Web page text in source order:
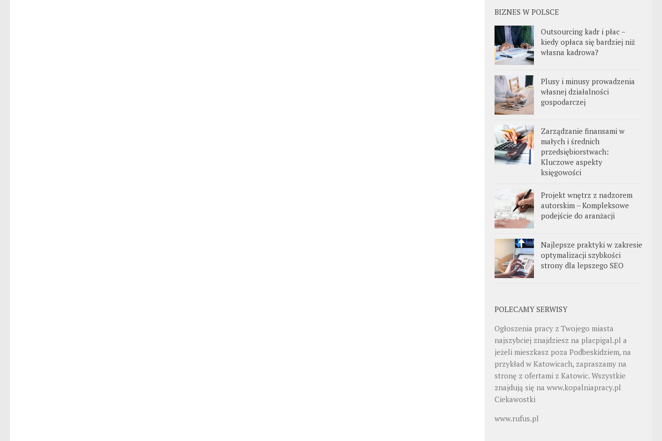
BIZNES W POLSCE
Outsourcing kadr i płac –
kiedy opłaca się bardziej niż
własna kadrowa?
Plusy i minusy prowadzenia
własnej działalności
gospodarczej
Zarządzanie finansami w
małych i średnich
przedsiębiorstwach:
Kluczowe aspekty
księgowości
Projekt wnętrz z nadzorem
autorskim – Kompleksowe
podejście do aranżacji
Najlepsze praktyki w zakresie
optymalizacji szybkości
strony dla lepszego SEO
POLECAMY SERWISY
Ogłoszenia pracy z Twojego miasta
najszybciej znajdziesz na placpigal.pl a
jeżeli mieszkasz poza Podbeskidziem, na
przykład w Katowicach, zapraszamy na
stronę z ofertami z Katowic. Wszystkie
znajdują się na www.kopalniapracy.pl
Ciekawostki
www.rufus.pl